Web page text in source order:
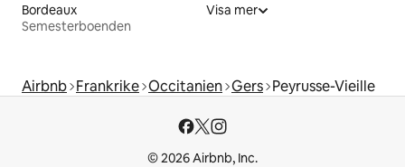
Bordeaux
Semesterboenden
Visa mer
Airbnb Frankrike Occitanien Gers Peyrusse-Vieille
© 2026 Airbnb, Inc.